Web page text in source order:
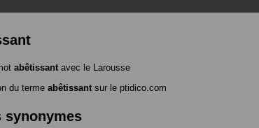
abêtissant avec le Larousse
du terme abêtissant sur le ptidico.com
synonymes